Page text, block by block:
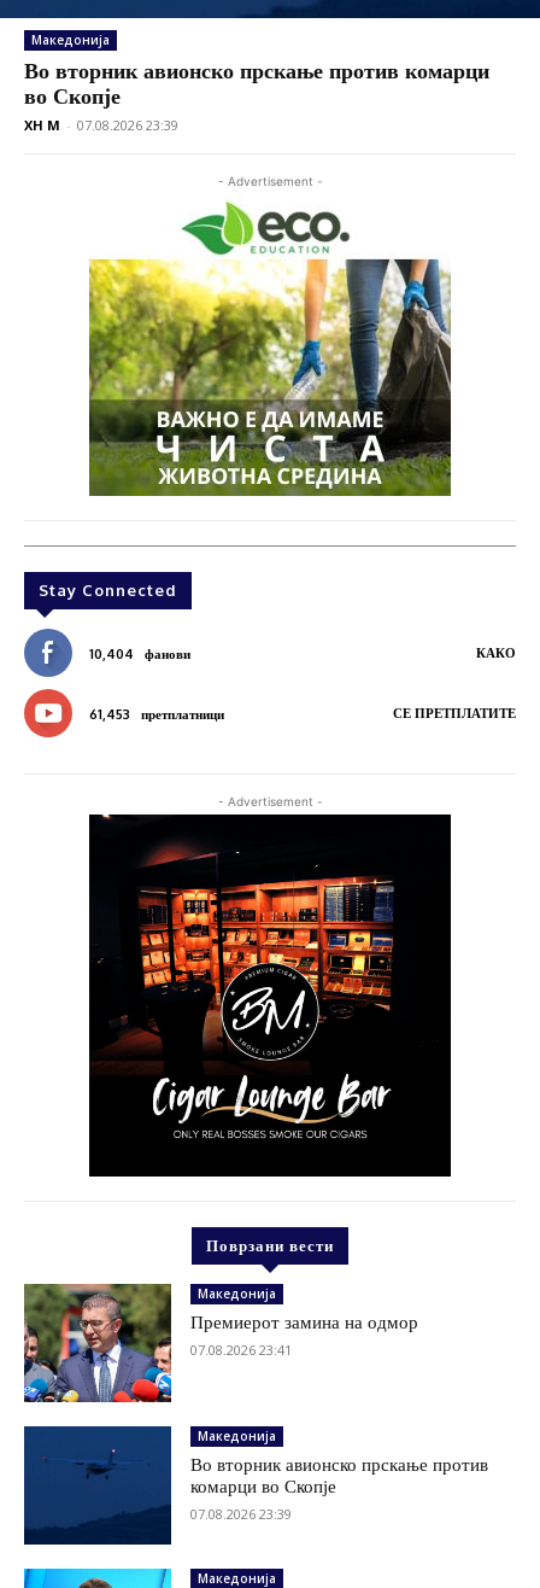
Македонија
Во вторник авионско прскање против комарци
во Скопје
XH M - 07.08.2026 23:39
- Advertisement -
Stay Connected
10,404 фанови КАКО
61,453 претплатници СЕ ПРЕТПЛАТИТЕ
- Advertisement -
Поврзани вести
Македонија
Премиерот замина на одмор
07.08.2026 23:41
Македонија
Во вторник авионско прскање против
комарци во Скопје
07.08.2026 23:39
Македонија